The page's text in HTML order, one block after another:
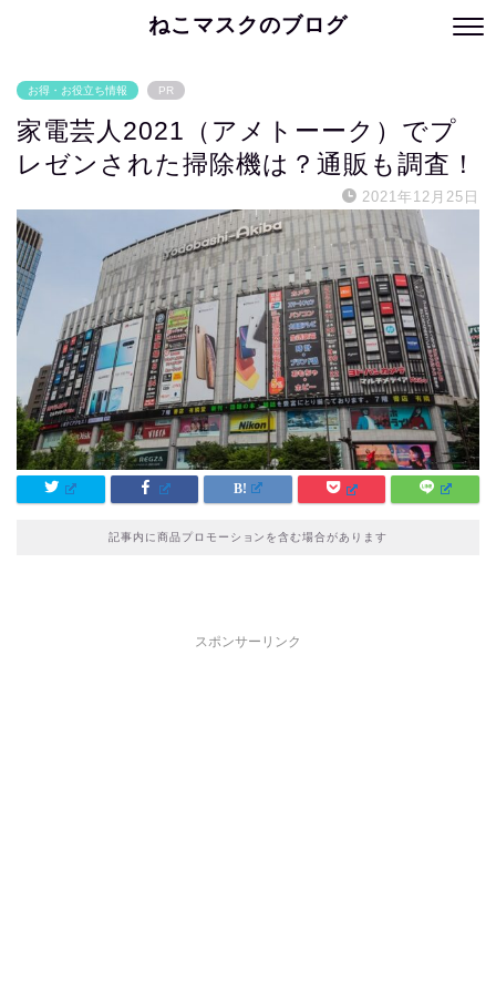
ねこマスクのブログ
お得・お役立ち情報 PR
家電芸人2021（アメトーーク）でプ
レゼンされた掃除機は？通販も調査！
2021年12月25日
記事内に商品プロモーションを含む場合があります
スポンサーリンク